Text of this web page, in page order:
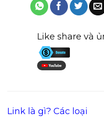
Like share và
Link là gì? Các loại